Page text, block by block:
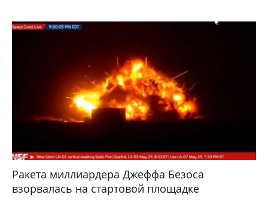
Ракета миллиардера Джеффа Безоса
взорвалась на стартовой площадке